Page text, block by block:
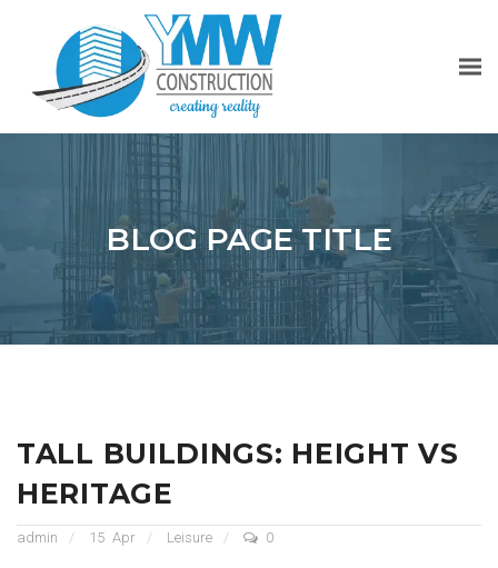
BLOG PAGE TITLE
TALL BUILDINGS: HEIGHT VS
HERITAGE
admin 15 Apr Leisure 0